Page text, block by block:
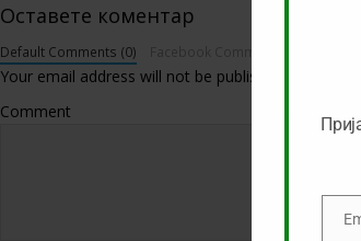
Оставете коментар
Default Comments (0)
Your email address will not be published.
Comment
Email